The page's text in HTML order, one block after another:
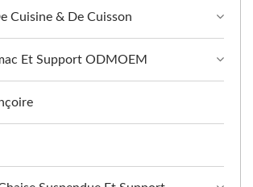
Cuisine & De Cuisson
Et Support ODMOEM